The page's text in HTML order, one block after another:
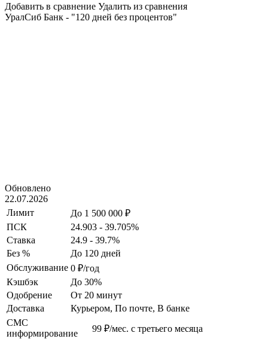
Добавить в сравнение Удалить из сравнения
УралСиб Банк - "120 дней без процентов"
Обновлено
22.07.2026
Лимит
До 1 500 000 ₽
ПСК
24.903 - 39.705%
Ставка
24.9 - 39.7%
Без %
До 120 дней
Обслуживание 0 ₽/год
Кэшбэк
До 30%
Одобрение
От 20 минут
Доставка
Курьером, По почте, В банке
СМС
информирование
99 ₽/мес. с третьего месяца